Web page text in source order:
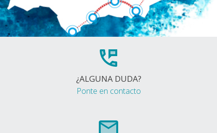
¿ALGUNA DUDA?
Ponte en contacto